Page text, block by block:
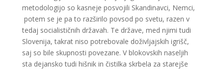
metodologijo so kasneje posvojili Skandinavci, Nemci,
potem se je pa to razširilo povsod po svetu, razen v
tedaj socialističnih državah. Te države, med njimi tudi
Slovenija, takrat niso potrebovale doživljajskih igrišč,
saj so bile skupnosti povezane. V blokovskih naseljih
sta dejansko tudi hišnik in čistilka skrbela za starejše